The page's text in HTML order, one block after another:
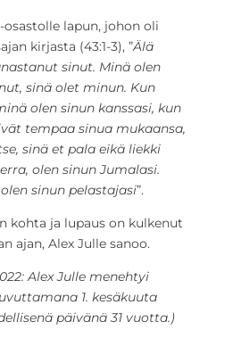
lapun, johon oli
kirjasta (43:1-3), ”Älä
sinut. Minä olen
sinä olet minun. Kun
olen sinun kanssasi, kun
tempaa sinua mukaansa,
sinä et pala eikä liekki
olen sinun Jumalasi.
sinun pelastajasi”.
kohta ja lupaus on kulkenut
ajan, Alex Julle sanoo.
Alex Julle menehtyi
1. kesäkuuta
päivänä 31 vuotta.)